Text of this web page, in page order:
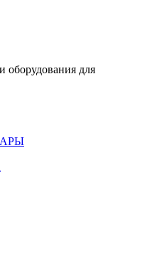
оборудования для